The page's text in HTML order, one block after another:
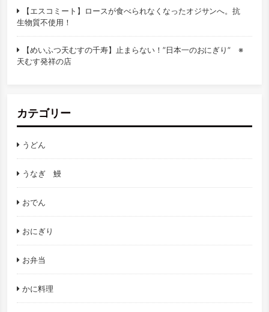
【エスコミート】ロースが食べられなくなったオジサンへ。抗
生物質不使用！
【めいふつ天むすの千寿】止まらない！”日本一のおにぎり” ※
天むす発祥の店
カテゴリー
うどん
うなぎ 鰻
おでん
おにぎり
お弁当
かに料理